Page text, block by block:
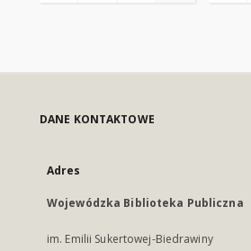
DANE KONTAKTOWE
Adres
Wojewódzka Biblioteka Publiczna
im. Emilii Sukertowej-Biedrawiny